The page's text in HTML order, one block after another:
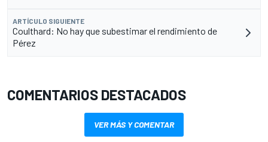
ARTÍCULO SIGUIENTE
Coulthard: No hay que subestimar el rendimiento de
Pérez
COMENTARIOS DESTACADOS
VER MÁS Y COMENTAR